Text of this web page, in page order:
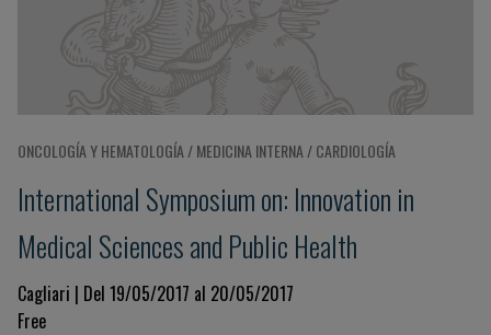
ONCOLOGÍA Y HEMATOLOGÍA / MEDICINA INTERNA / CARDIOLOGÍA
International Symposium on: Innovation in
Medical Sciences and Public Health
Cagliari | Del 19/05/2017 al 20/05/2017
Free